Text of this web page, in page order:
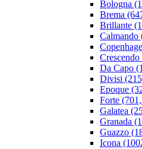
Bologna
Brema
Brillante
Calmando
Da Capo
Divisi
Epoque
Forte
Galatea
Granada
Guazzo
Icona